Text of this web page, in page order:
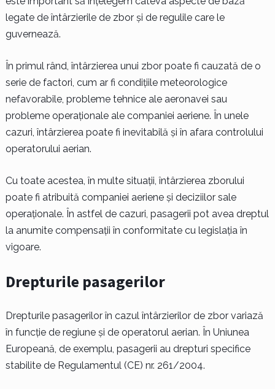
legate de întârzierile de zbor și de regulile care le
guvernează.
În primul rând, întârzierea unui zbor poate fi cauzată de o
serie de factori, cum ar fi condițiile meteorologice
nefavorabile, probleme tehnice ale aeronavei sau
probleme operaționale ale companiei aeriene. În unele
cazuri, întârzierea poate fi inevitabilă și în afara controlului
operatorului aerian.
Cu toate acestea, în multe situații, întârzierea zborului
poate fi atribuită companiei aeriene și deciziilor sale
operaționale. În astfel de cazuri, pasagerii pot avea dreptul
la anumite compensații în conformitate cu legislația în
vigoare.
Drepturile pasagerilor
Drepturile pasagerilor în cazul întârzierilor de zbor variază
în funcție de regiune și de operatorul aerian. În Uniunea
Europeană, de exemplu, pasagerii au drepturi specifice
stabilite de Regulamentul (CE) nr. 261/2004.